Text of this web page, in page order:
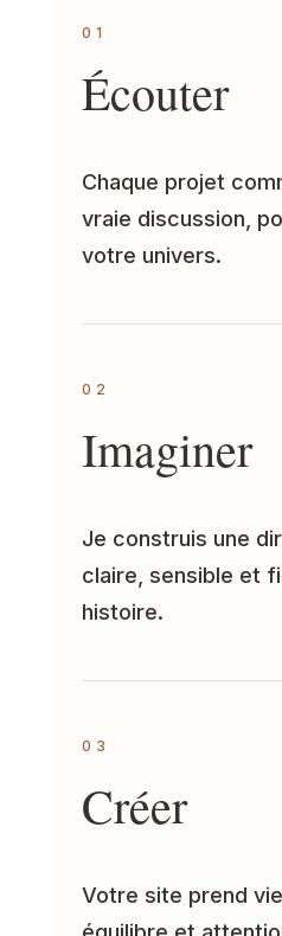
01
Écouter
Chaque projet
vraie discussion,
votre univers.
02
Imaginer
Je construis une
claire, sensible et
histoire.
03
Créer
Votre site prend